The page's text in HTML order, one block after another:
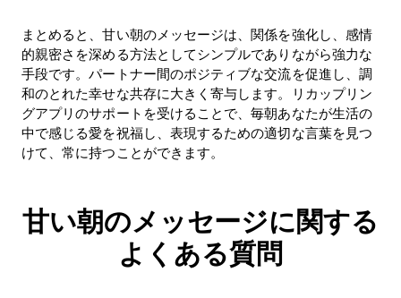
まとめると、甘い朝のメッセージは、関係を強化し、感情
的親密さを深める方法としてシンプルでありながら強力な
手段です。パートナー間のポジティブな交流を促進し、調
和のとれた幸せな共存に大きく寄与します。リカップリン
グアプリのサポートを受けることで、毎朝あなたが生活の
中で感じる愛を祝福し、表現するための適切な言葉を見つ
けて、常に持つことができます。
甘い朝のメッセージに関する
よくある質問